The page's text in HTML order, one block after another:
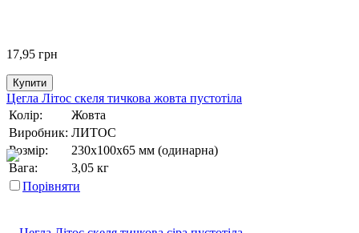
17,95 грн
Купити
Цегла Літос скеля тичкова жовта пустотіла
Колір:
Жовта
Виробник: ЛИТОС
Розмір:
230х100х65 мм (одинарна)
Вага:
3,05 кг
Порівняти